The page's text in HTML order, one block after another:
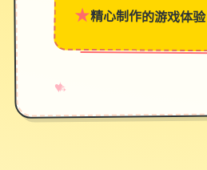
★精心制作的游戏体验
♥
✧
→